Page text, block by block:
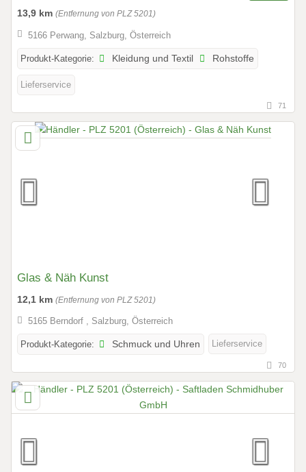
13,9 km (Entfernung von PLZ 5201)
5166 Perwang, Salzburg, Österreich
Produkt-Kategorie: Kleidung und Textil Rohstoffe
Lieferservice
71
Glas & Näh Kunst
12,1 km (Entfernung von PLZ 5201)
5165 Berndorf , Salzburg, Österreich
Produkt-Kategorie: Schmuck und Uhren Lieferservice
70